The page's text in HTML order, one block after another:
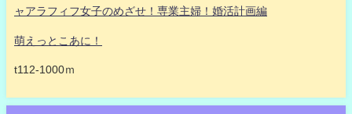
ャアラフィフ女子のめざせ！専業主婦！婚活計画編
萌えっとこあに！
t112-1000ｍ